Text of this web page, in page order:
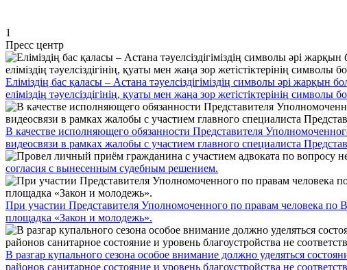
1
Пресс центр
Еліміздің бас қаласы – Астана тәуелсіздігіміздің символы әрі
еліміздің тәуелсіздігінің, қуаты мен жаңа зор жетістіктерінің символы
В качестве исполняющего обязанности Представителя
видеосвязи в рамках жалобы с участием главного специалиста
согласия с вынесенным судебным решением.
При участии Представителя Уполномоченного по правам человека по
площадка «Закон и молодежь».
В разгар купального сезона особое внимание должно уделяться
районов санитарное состояние и уровень благоустройства не